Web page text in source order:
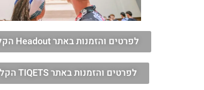
לפרטים והזמנות באתר Headout הקליקו עליי 😊
לפרטים והזמנות באתר TIQETS הקליקו עליי 😀